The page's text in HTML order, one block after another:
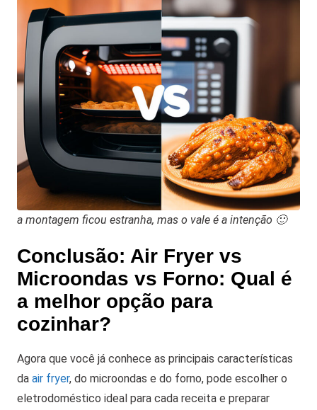
a montagem ficou estranha, mas o vale é a intenção 🙂
Conclusão: Air Fryer vs
Microondas vs Forno: Qual é
a melhor opção para
cozinhar?
Agora que você já conhece as principais características
da air fryer, do microondas e do forno, pode escolher o
eletrodoméstico ideal para cada receita e preparar